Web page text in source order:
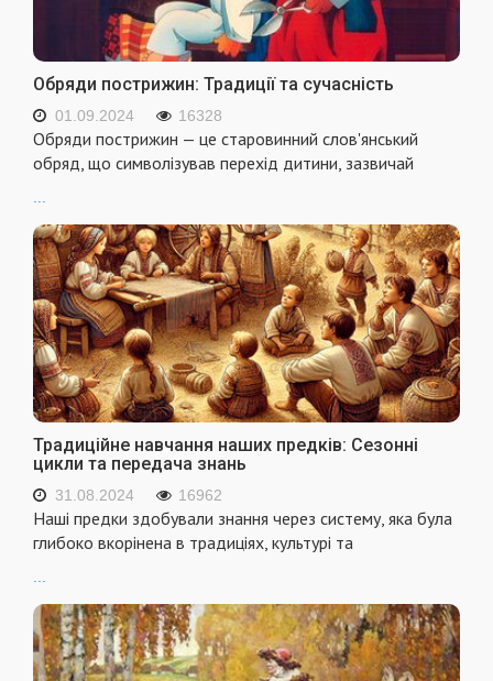
Обряди пострижин: Традиції та сучасність
01.09.2024 16328
Обряди пострижин — це старовинний слов'янський
обряд, що символізував перехід дитини, зазвичай
Традиційне навчання наших предків: Сезонні
цикли та передача знань
31.08.2024 16962
Наші предки здобували знання через систему, яка була
глибоко вкорінена в традиціях, культурі та
...